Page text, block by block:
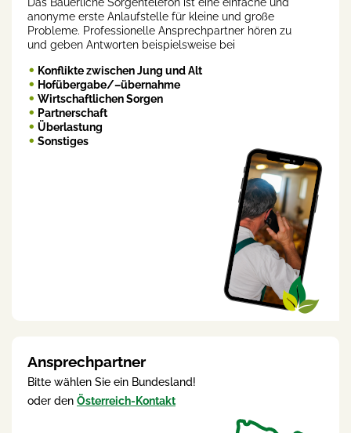
anonyme erste Anlaufstelle für kleine und große
Probleme. Professionelle Ansprechpartner hören zu
und geben Antworten beispielsweise bei
Konflikte zwischen Jung und Alt
Hofübergabe/–übernahme
Wirtschaftlichen Sorgen
Partnerschaft
Überlastung
Sonstiges
Ansprechpartner
Bitte wählen Sie ein Bundesland!
oder den Österreich-Kontakt